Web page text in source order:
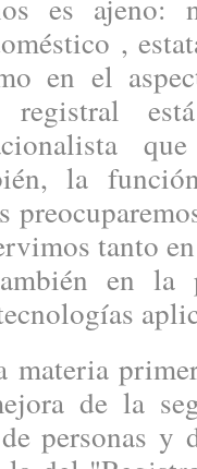
es ajeno:
,
en el
la
tanto
en la
de la
personas y